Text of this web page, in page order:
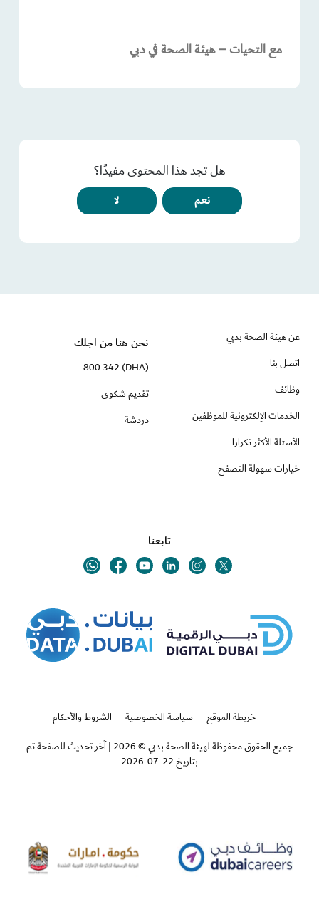
مع التحيات – هيئة الصحة في دبي
هل تجد هذا المحتوى مفيدًا؟
نعم لا
عن هيئة الصحة بدبي
اتصل بنا
وظائف
الخدمات الإلكترونية للموظفين
الأسئلة الأكثر تكرارا
خيارات سهولة التصفح
نحن هنا من اجلك
(DHA) 800 342
تقديم شكوى
دردشة
تابعنا
خريطة الموقع سياسة الخصوصية
الشروط والأحكام
جميع الحقوق محفوظة لهيئة الصحة بدبي © 2026
|آخر تحديث للصفحة تم
بتاريخ 22-07-2026